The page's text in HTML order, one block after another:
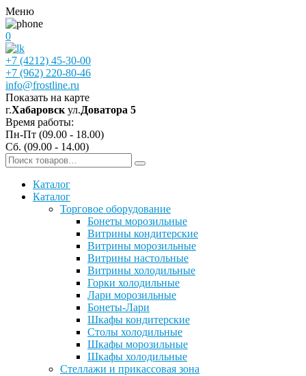
Меню
0
+7 (4212) 45-30-00
+7 (962) 220-80-46
info@frostline.ru
Показать на карте
г.Хабаровск ул.Доватора 5
Время работы:
Пн-Пт (09.00 - 18.00)
Сб. (09.00 - 14.00)
Каталог
Каталог
Торговое оборудование
Бонеты морозильные
Витрины кондитерские
Витрины морозильные
Витрины настольные
Витрины холодильные
Горки холодильные
Лари морозильные
Бонеты-Лари
Шкафы кондитерские
Столы холодильные
Шкафы морозильные
Шкафы холодильные
Стеллажи и прикассовая зона